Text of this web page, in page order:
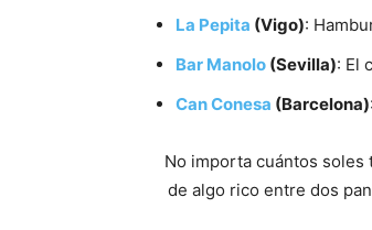
La Pepita (Vigo):
Bar Manolo (Sevilla): El
Can Conesa (Barcelona)
No importa cuántos soles
de algo rico entre dos